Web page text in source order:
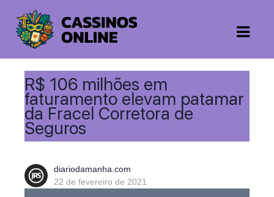
R$ 106 milhões em
faturamento elevam patamar
da Fracel Corretora de
Seguros
diariodamanha.com
22 de fevereiro de 2021